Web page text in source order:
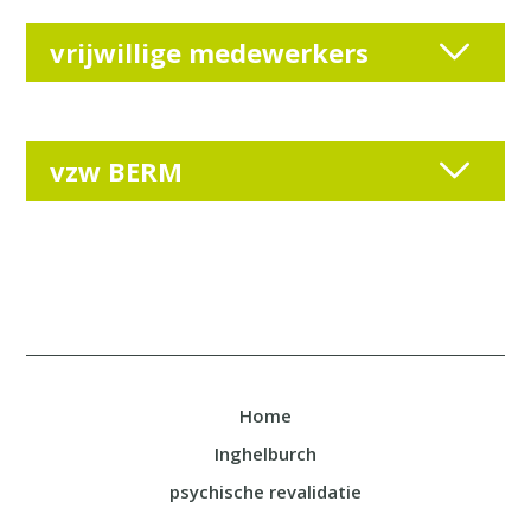
vrijwillige medewerkers
vzw BERM
Home
Inghelburch
psychische revalidatie